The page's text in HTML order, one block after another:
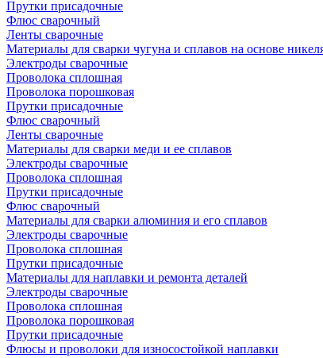
Прутки присадочные
Флюс сварочный
Ленты сварочные
Материалы для сварки чугуна и сплавов на основе
Электроды сварочные
Проволока сплошная
Проволока порошковая
Прутки присадочные
Флюс сварочный
Ленты сварочные
Материалы для сварки меди и ее сплавов
Электроды сварочные
Проволока сплошная
Прутки присадочные
Флюс сварочный
Материалы для сварки алюминия и его сплавов
Электроды сварочные
Проволока сплошная
Прутки присадочные
Материалы для наплавки и ремонта деталей
Электроды сварочные
Проволока сплошная
Проволока порошковая
Прутки присадочные
Флюсы и проволоки для износостойкой наплавки